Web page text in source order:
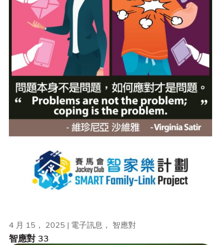
智應對 33
4 月 15， 2025 | 電子訊息， 智應對